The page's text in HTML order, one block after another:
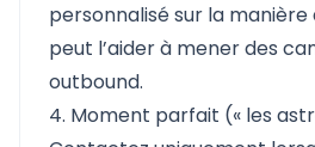
personnalisé sur la
peut l’aider à mener des
outbound.
4. Moment parfait (« les